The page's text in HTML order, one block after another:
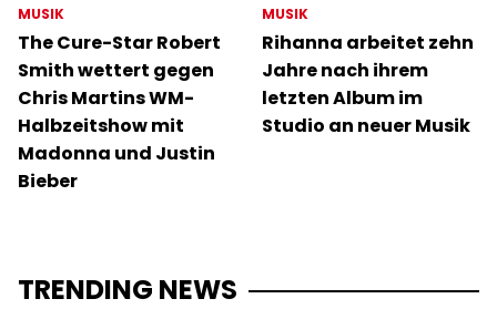
MUSIK
The Cure-Star Robert
Smith wettert gegen
Chris Martins WM-
Halbzeitshow mit
Madonna und Justin
Bieber
MUSIK
Rihanna arbeitet zehn
Jahre nach ihrem
letzten Album im
Studio an neuer Musik
TRENDING NEWS